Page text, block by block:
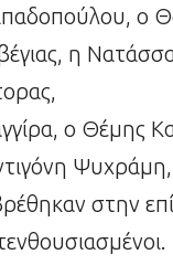
ο
η
ο Θέμης
στην